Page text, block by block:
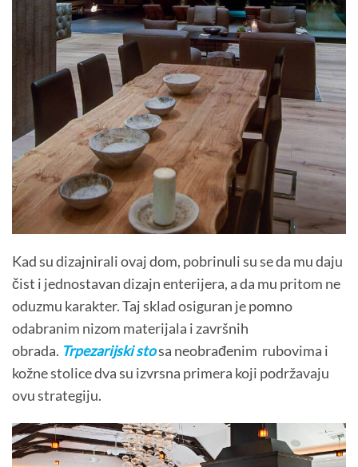
Kad su dizajnirali ovaj dom, pobrinuli su se da mu daju
čist i jednostavan dizajn enterijera, a da mu pritom ne
oduzmu karakter. Taj sklad osiguran je pomno
odabranim nizom materijala i završnih
obrada. Trpezarijski stosa neobrađenim rubovima i
kožne stolice dva su izvrsna primera koji podržavaju
ovu strategiju.